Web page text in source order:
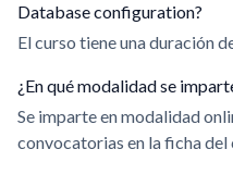
Database configuration?
El curso tiene una duración
¿En qué modalidad se
Se imparte en modalidad
convocatorias en la ficha del